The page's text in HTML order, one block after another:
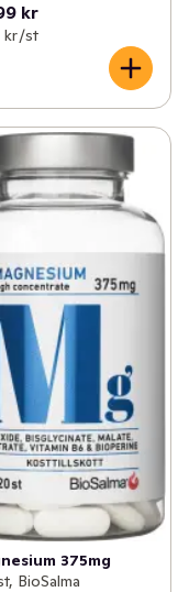
kr
/st
375mg
BioSalma